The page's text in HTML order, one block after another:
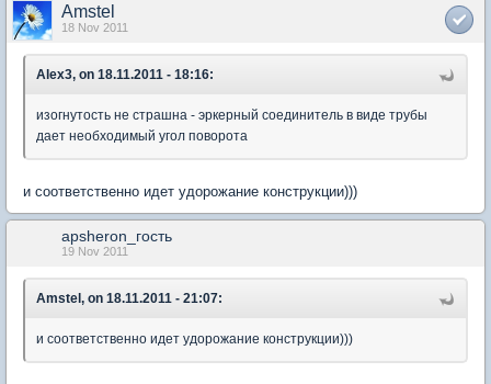
Amstel
18 Nov 2011
Alex3, on 18.11.2011 - 18:16:
изогнутость не страшна - эркерный соединитель в виде трубы
дает необходимый угол поворота
и соответственно идет удорожание конструкции)))
apsheron_гость
19 Nov 2011
Amstel, on 18.11.2011 - 21:07:
и соответственно идет удорожание конструкции)))